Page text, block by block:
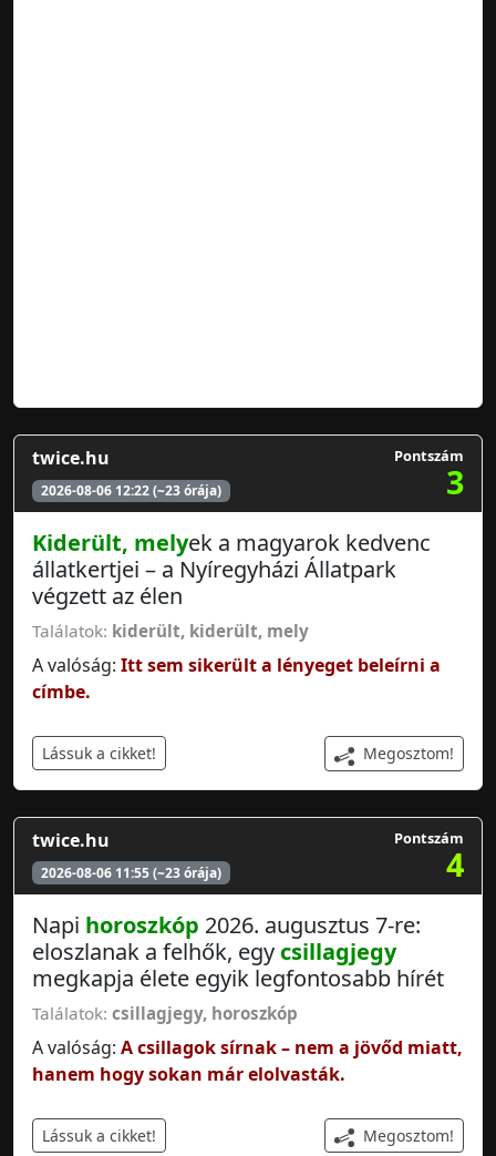
twice.hu
2026-08-06 12:22 (~23 órája)
Pontszám
3
Kiderült, melyek a magyarok kedvenc
állatkertjei – a Nyíregyházi Állatpark
végzett az élen
Találatok: kiderült, kiderült, mely
A valóság: Itt sem sikerült a lényeget beleírni a
címbe.
Lássuk a cikket! Megosztom!
twice.hu
2026-08-06 11:55 (~23 órája)
Pontszám
4
Napi horoszkóp 2026. augusztus 7-re:
eloszlanak a felhők, egy csillagjegy
megkapja élete egyik legfontosabb hírét
Találatok: csillagjegy, horoszkóp
A valóság: A csillagok sírnak – nem a jövőd miatt,
hanem hogy sokan már elolvasták.
Lássuk a cikket! Megosztom!